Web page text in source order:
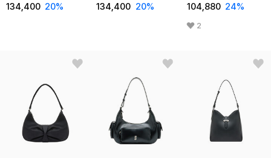
134,400 20% 134,400 20% 104,880 24%
2